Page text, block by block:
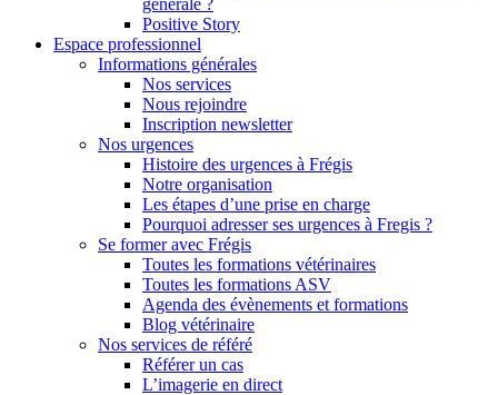
générale ?
Positive Story
Espace professionnel
Informations générales
Nos services
Nous rejoindre
Inscription newsletter
Nos urgences
Histoire des urgences à Frégis
Notre organisation
Les étapes d’une prise en charge
Pourquoi adresser ses urgences à Fregis ?
Se former avec Frégis
Toutes les formations vétérinaires
Toutes les formations ASV
Agenda des évènements et formations
Blog vétérinaire
Nos services de référé
Référer un cas
L’imagerie en direct